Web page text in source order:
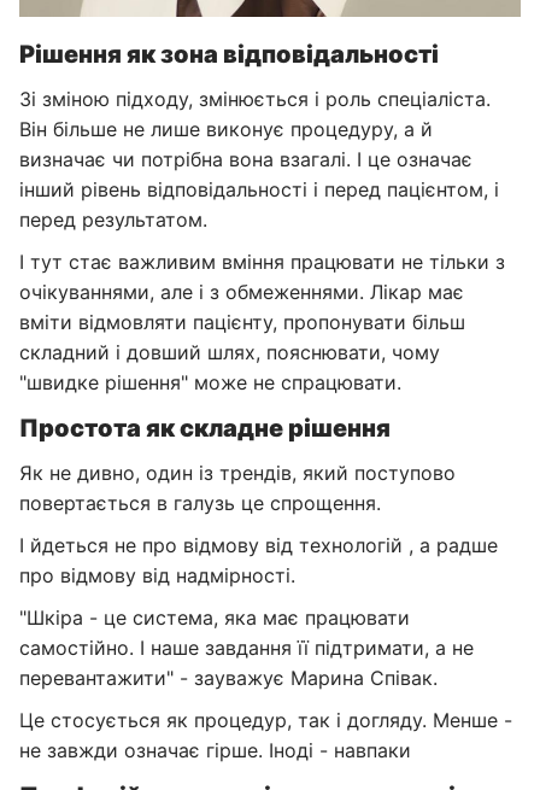
Рішення як зона відповідальності
Зі зміною підходу, змінюється і роль спеціаліста.
Він більше не лише виконує процедуру, а й
визначає чи потрібна вона взагалі. І це означає
інший рівень відповідальності і перед пацієнтом, і
перед результатом.
І тут стає важливим вміння працювати не тільки з
очікуваннями, але і з обмеженнями. Лікар має
вміти відмовляти пацієнту, пропонувати більш
складний і довший шлях, пояснювати, чому
"швидке рішення" може не спрацювати.
Простота як складне рішення
Як не дивно, один із трендів, який поступово
повертається в галузь це спрощення.
І йдеться не про відмову від технологій , а радше
про відмову від надмірності.
"Шкіра - це система, яка має працювати
самостійно. І наше завдання її підтримати, а не
перевантажити" - зауважує Марина Співак.
Це стосується як процедур, так і догляду. Менше -
не завжди означає гірше. Іноді - навпаки